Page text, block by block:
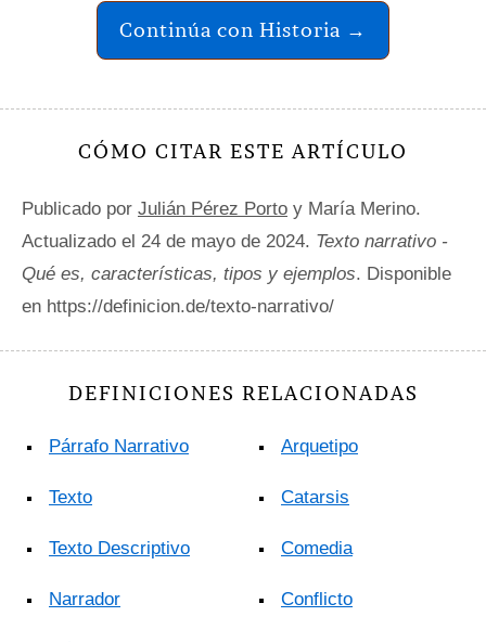
Continúa con Historia →
CÓMO CITAR ESTE ARTÍCULO
Publicado por Julián Pérez Porto y María Merino.
Actualizado el 24 de mayo de 2024. Texto narrativo -
Qué es, características, tipos y ejemplos. Disponible
en https://definicion.de/texto-narrativo/
DEFINICIONES RELACIONADAS
Párrafo Narrativo
Texto
Texto Descriptivo
Narrador
Arquetipo
Catarsis
Comedia
Conflicto